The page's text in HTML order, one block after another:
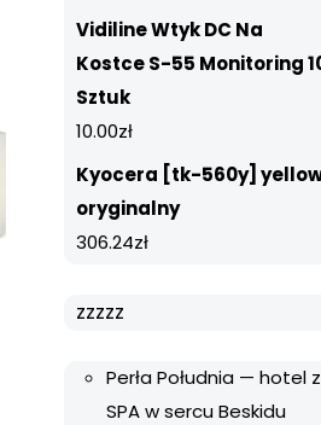
Vidiline Wtyk DC Na
Kostce S-55 Monitoring
Sztuk
10.00zł
Kyocera [tk-560y]
oryginalny
306.24zł
zzzzz
Perła Południa — hotel
SPA w sercu Beskidu